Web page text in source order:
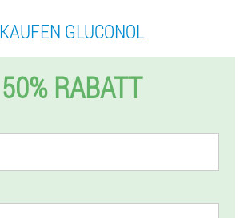
KAUFEN GLUCONOL
50% RABATT